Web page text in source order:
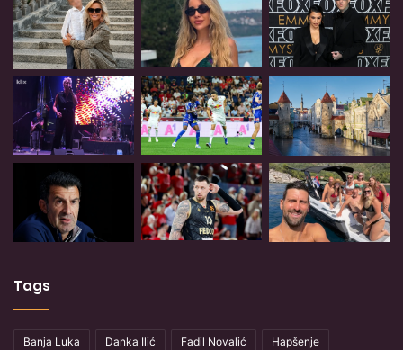
Tags
Banja Luka Danka Ilić Fadil Novalić Hapšenje